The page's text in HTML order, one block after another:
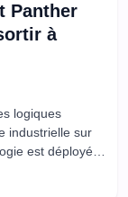
Panther
à
logiques
industrielle sur
est déployée
EUV